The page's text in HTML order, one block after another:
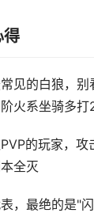
得
见的白狼，
火系坐骑多打
的玩家，
全灭
，最绝的是"